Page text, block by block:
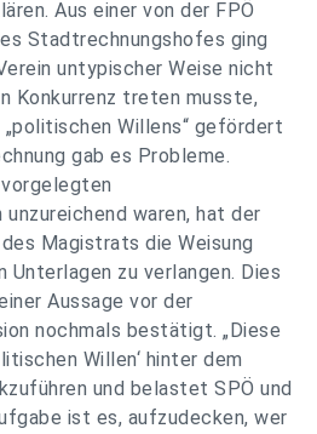
Aus einer von der FPÖ
Stadtrechnungshofes ging
untypischer Weise nicht
Konkurrenz treten musste,
Willens“ gefördert
gab es Probleme.
waren, hat der
Magistrats die Weisung
zu verlangen. Dies
Aussage vor der
nochmals bestätigt. „Diese
Willen‘ hinter dem
und belastet SPÖ und
ist es, aufzudecken, wer